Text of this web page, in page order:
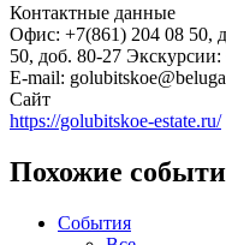
Контактные данные
Офис: +7(861) 204 08 50,
50, доб. 80-27
E-mail:
Сайт
https://golubitskoe-estate.ru/
Похожие
События